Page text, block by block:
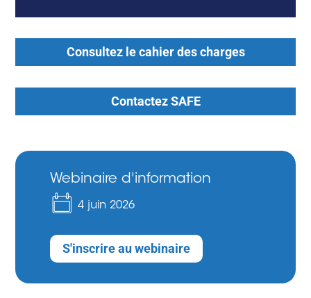
Consultez le cahier des charges
Contactez SAFE
Webinaire d'information
4 juin 2026
S'inscrire au webinaire